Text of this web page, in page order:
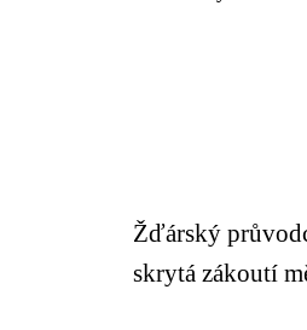
Žďárský
skrytá zákoutí